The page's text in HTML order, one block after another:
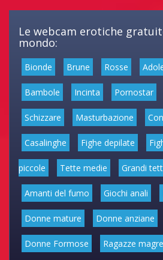
Le webcam erotiche
mondo:
Bionde Brune Rosse
Bambole Incinta Pornostar
Schizzare Masturbazione
Casalinghe Fighe depilate
piccole Tette medie Grandi
Amanti del fumo Giochi anali
Donne mature Donne anziane
Donne Formose Ragazze magre